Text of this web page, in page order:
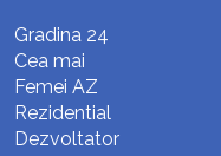
Gradina 24
Cea mai
Femei AZ
Rezidential
Dezvoltator